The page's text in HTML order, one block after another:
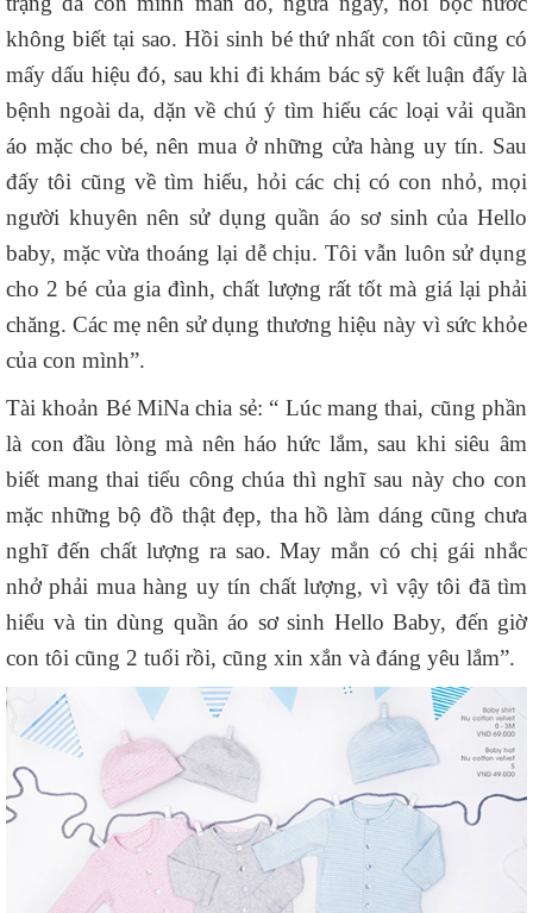
không biết tại sao. Hồi sinh bé thứ nhất con tôi cũng có
mấy dấu hiệu đó, sau khi đi khám bác sỹ kết luận đấy là
bệnh ngoài da, dặn về chú ý tìm hiểu các loại vải quần
áo mặc cho bé, nên mua ở những cửa hàng uy tín. Sau
đấy tôi cũng về tìm hiểu, hỏi các chị có con nhỏ, mọi
người khuyên nên sử dụng quần áo sơ sinh của Hello
baby, mặc vừa thoáng lại dễ chịu. Tôi vẫn luôn sử dụng
cho 2 bé của gia đình, chất lượng rất tốt mà giá lại phải
chăng. Các mẹ nên sử dụng thương hiệu này vì sức khỏe
của con mình”.
Tài khoản Bé MiNa chia sẻ: “ Lúc mang thai, cũng phần
là con đầu lòng mà nên háo hức lắm, sau khi siêu âm
biết mang thai tiểu công chúa thì nghĩ sau này cho con
mặc những bộ đồ thật đẹp, tha hồ làm dáng cũng chưa
nghĩ đến chất lượng ra sao. May mắn có chị gái nhắc
nhở phải mua hàng uy tín chất lượng, vì vậy tôi đã tìm
hiểu và tin dùng quần áo sơ sinh Hello Baby, đến giờ
con tôi cũng 2 tuổi rồi, cũng xin xắn và đáng yêu lắm”.